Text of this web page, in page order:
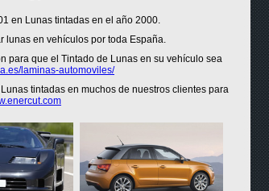
en Lunas tintadas en el año 2000.
lunas en vehículos por toda España.
para que el Tintado de Lunas en su vehículo sea
laminas-automoviles/
tintadas en muchos de nuestros clientes para